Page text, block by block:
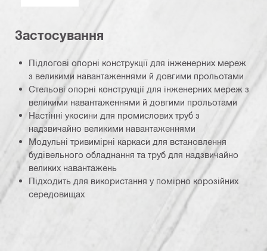
Застосування
Підлогові опорні конструкції для інженерних мереж
з великими навантаженнями й довгими прольотами
Стельові опорні конструкції для інженерних мереж з
великими навантаженнями й довгими прольотами
Настінні укосини для промислових труб з
надзвичайно великими навантаженнями
Модульні тривимірні каркаси для встановлення
будівельного обладнання та труб для надзвичайно
великих навантажень
Підходить для використання у помірно корозійних
середовищах